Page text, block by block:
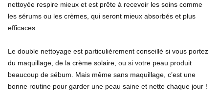
nettoyée respire mieux et est prête à recevoir les soins comme
les sérums ou les crèmes, qui seront mieux absorbés et plus
efficaces.
Le double nettoyage est particulièrement conseillé si vous portez
du maquillage, de la crème solaire, ou si votre peau produit
beaucoup de sébum. Mais même sans maquillage, c’est une
bonne routine pour garder une peau saine et nette chaque jour !